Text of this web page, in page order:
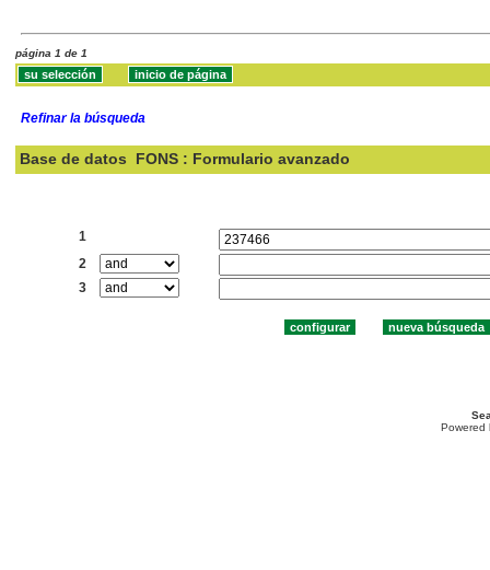
página 1 de 1
Refinar la búsqueda
Base de datos FONS : Formulario avanzado
1
2
3